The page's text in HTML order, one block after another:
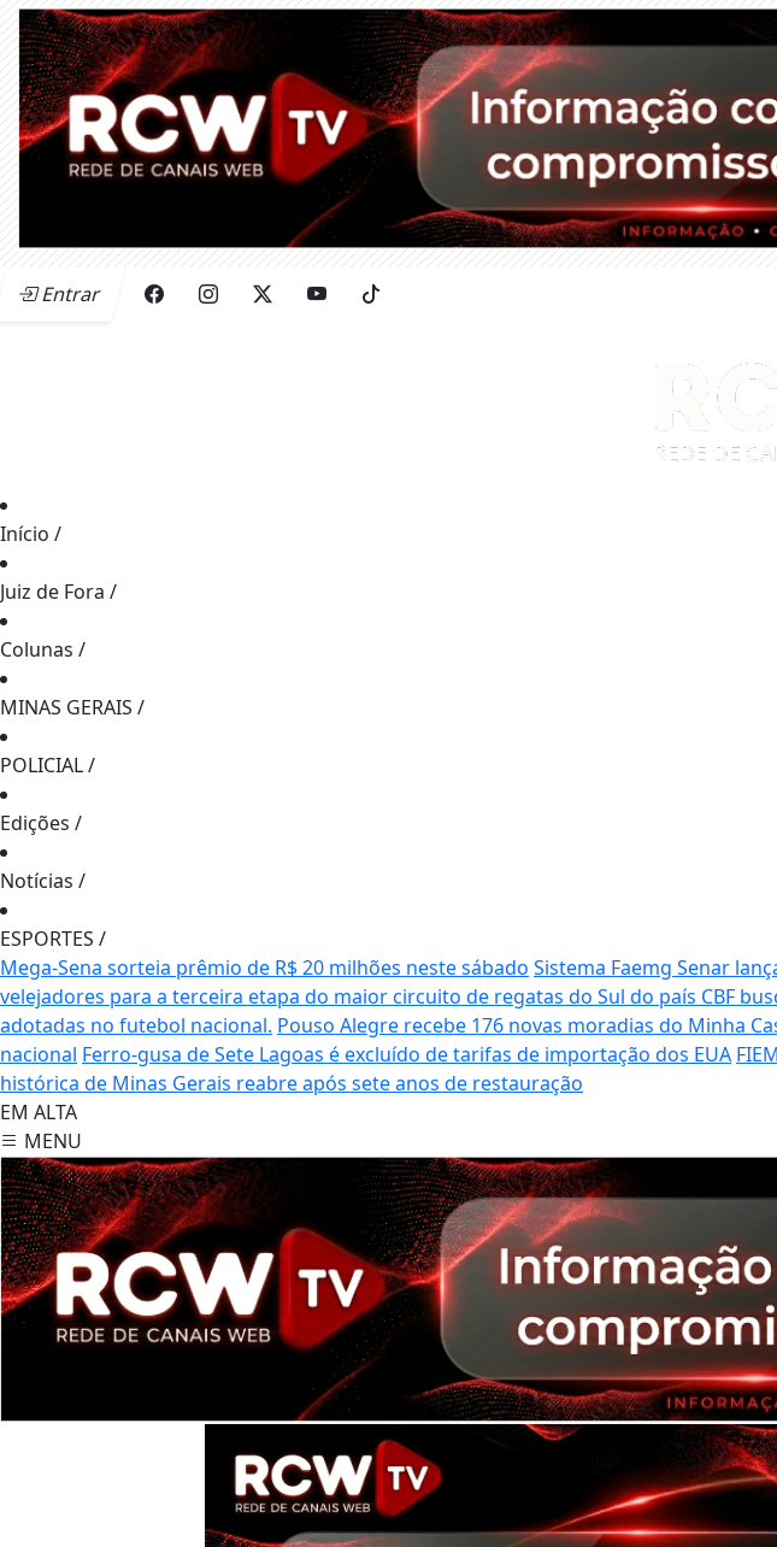
Entrar
Início /
Juiz de Fora /
Colunas /
MINAS GERAIS /
POLICIAL/
Edições /
Notícias /
ESPORTES /
Mega-Sena sorteia prêmio de R$ 20 milhões neste sábado Sistema Faemg Senar
velejadores para a terceira etapa do maior circuito de regatas do Sul do país CBF
adotadas no futebol nacional. Pouso Alegre recebe 176 novas moradias do Minha
nacional Ferro-gusa de Sete Lagoas é excluído de tarifas de importação dos EUA
histórica de Minas Gerais reabre após sete anos de restauração
EM ALTA
MENU